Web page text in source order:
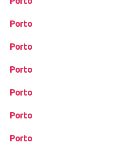
Porto
Porto
Porto
Porto
Porto
Porto